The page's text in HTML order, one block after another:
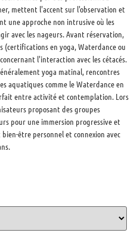
mettent l'accent sur l'observation et
une approche non intrusive où les
avec les nageurs. Avant réservation,
en yoga, Waterdance ou
l'interaction avec les cétacés.
yoga matinal, rencontres
aquatiques comme le Waterdance en
entre activité et contemplation. Lors
proposant des groupes
pour une immersion progressive et
être personnel et connexion avec